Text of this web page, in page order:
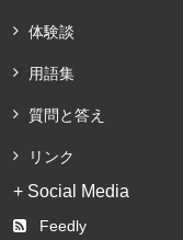
体験談
用語集
質問と答え
リンク
+ Social Media
Feedly